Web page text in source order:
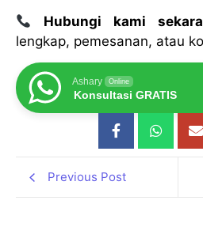
Hubungi kami
lengkap, pemesanan, atau
Ashary Online
Konsultasi GRATIS
Previous Post